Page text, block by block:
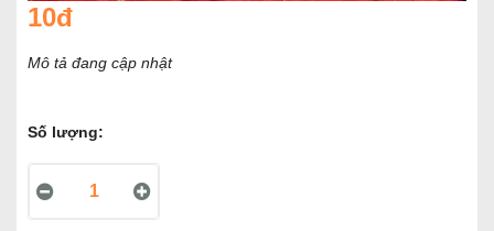
10đ
Mô tả đang cập nhật
Số lượng: